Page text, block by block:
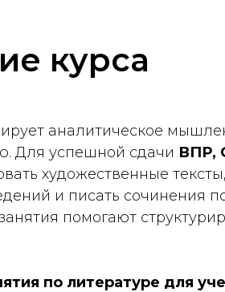
курса
аналитическое
Для успешной сдачи ВПР,
художественные
и писать сочинения
помогают
по литературе для